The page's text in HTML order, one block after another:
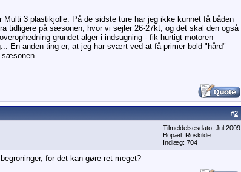
Multi 3 plastikjolle. På de sidste ture har jeg ikke kunnet få båden
tidligere på sæsonen, hvor vi sejler 26-27kt, og det skal den også
grundet alger i indsugning - fik hurtigt motoren
En anden ting er, at jeg har svært ved at få primer-bold "hård"
sæsonen.
#2
Tilmeldelsesdato: Jul 2009
Bopæl: Roskilde
Indlæg: 704
for det kan gøre ret meget?